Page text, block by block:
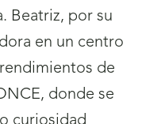
Beatriz, por su
en un centro
de
donde se